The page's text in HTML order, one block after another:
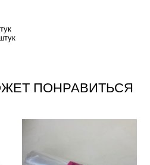
ПОНРАВИТЬСЯ